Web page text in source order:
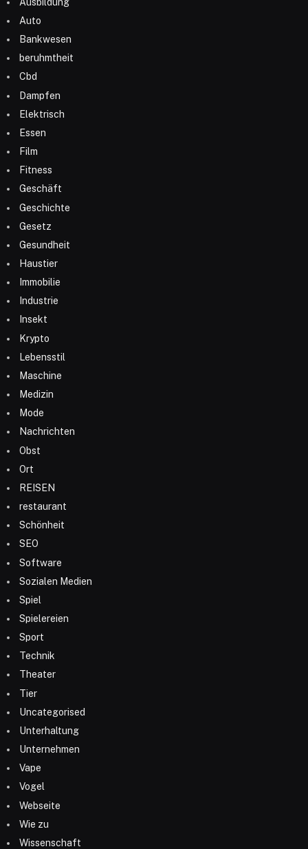
Auto
Bankwesen
beruhmtheit
Cbd
Dampfen
Elektrisch
Essen
Film
Fitness
Geschäft
Geschichte
Gesetz
Gesundheit
Haustier
Immobilie
Industrie
Insekt
Krypto
Lebensstil
Maschine
Medizin
Mode
Nachrichten
Obst
Ort
REISEN
restaurant
Schönheit
SEO
Software
Sozialen Medien
Spiel
Spielereien
Sport
Technik
Theater
Tier
Uncategorised
Unterhaltung
Unternehmen
Vape
Vogel
Webseite
Wie zu
Wissenschaft